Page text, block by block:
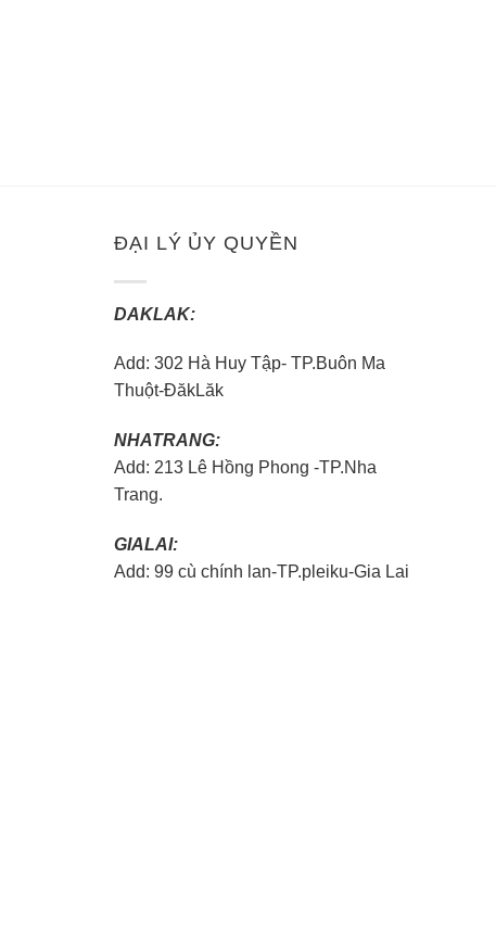
ĐẠI LÝ ỦY QUYỀN
DAKLAK:
Add: 302 Hà Huy Tập- TP.Buôn Ma
Thuột-ĐăkLăk
NHATRANG:
Add: 213 Lê Hồng Phong -TP.Nha
Trang.
GIALAI:
Add: 99 cù chính lan-TP.pleiku-Gia Lai